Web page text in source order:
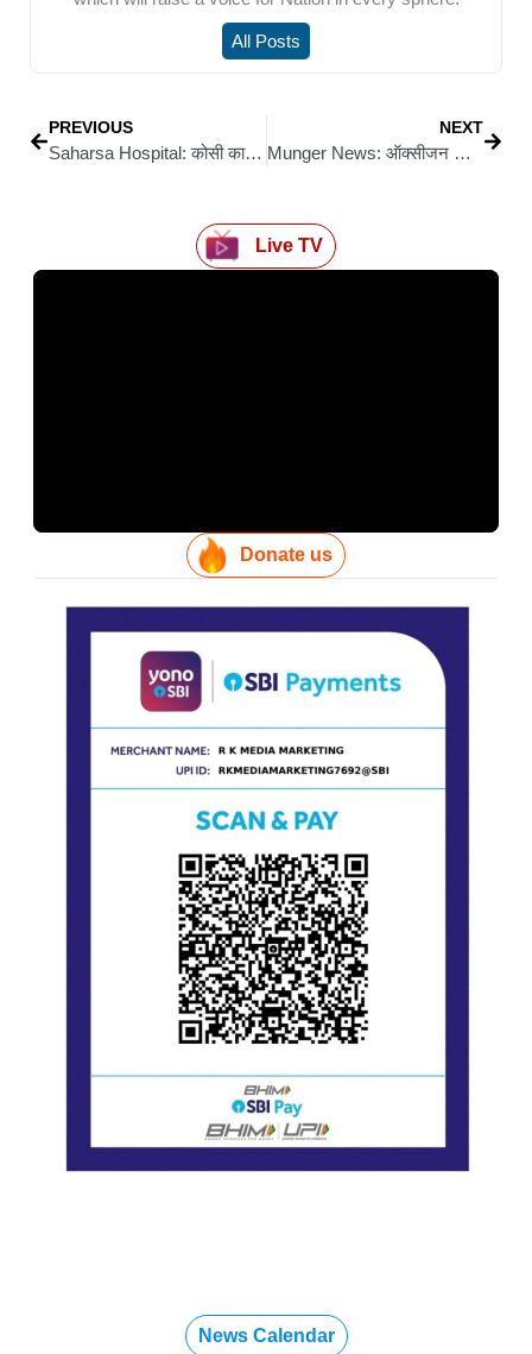
All Posts
PREVIOUS
Saharsa Hospital: कोसी का पीएमसीएच कहा जाने वाला मॉडल सदर अस्पताल बदहाल
NEXT
Munger News: ऑक्सीजन की कमी से मरीज की मौत, गुस्साए ग्रामीणों ने अस्पताल में की तोड़फोड़
Live TV
Donate us
News Calendar